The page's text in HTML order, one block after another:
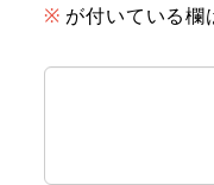
※ が付いている欄